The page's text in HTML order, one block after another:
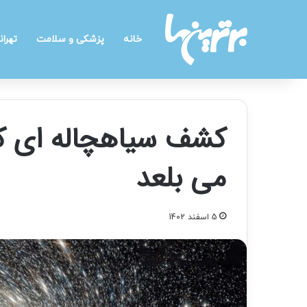
خانه پزشکی و سلامت
کشف سیاهچاله ای
می بلعد
5 اسفند 1402